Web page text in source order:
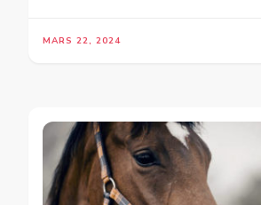
MARS 22, 2024